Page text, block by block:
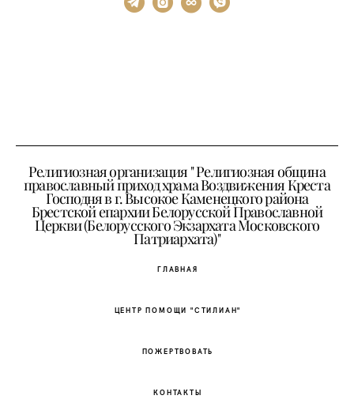
Религиозная организация " Религиозная община
православный приход храма Воздвижения Креста
Господня в г. Высокое Каменецкого района
Брестской епархии Белорусской Православной
Церкви (Белорусского Экзархата Московского
Патриархата)"
ГЛАВНАЯ
ЦЕНТР ПОМОЩИ "СТИЛИАН"
ПОЖЕРТВОВАТЬ
КОНТАКТЫ